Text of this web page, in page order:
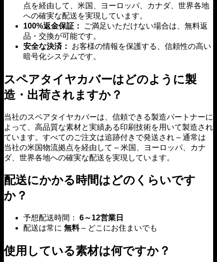
点を経由して、米国、ヨーロッパ、カナダ、世界各地
への確実な配送を実現しています。
100%返金保証：
ご満足いただけない場合は、無料返
品・交換が可能です。
安全な決済：
お客様の情報を保護する、信頼性の高い
暗号化システムです。
スペアタイヤカバーはどのように製
造・出荷されますか？
当社のスペアタイヤカバーは、信頼できる製造パートナーに
よって、高品質な素材と実績ある印刷技術を用いて製造され
ています。すべてのご注文は追跡付きで発送され – 通常は
当社の米国物流拠点を経由して – 米国、ヨーロッパ、カナ
ダ、世界各地への確実な配送を実現しています。
配送にかかる時間はどのくらいです
か？
予想配送時間： 6～12営業日
配送は常に 無料– どこにお住まいでも
使用している素材は何ですか？